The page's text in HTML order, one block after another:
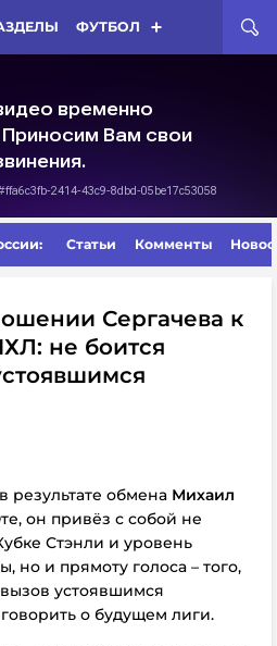
ФУТБОЛ
Статьи Комменты
Сергачева к
не боится
в результате обмена Михаил
он привёз с собой не
Стэнли и уровень
но и прямоту голоса – того,
устоявшимся
о будущем лиги.